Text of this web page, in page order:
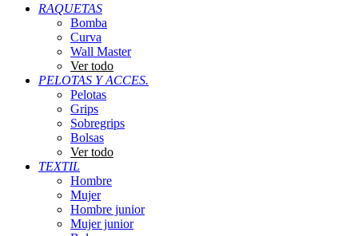
RAQUETAS
Bomba
Curva
Wall Master
Ver todo
PELOTAS Y ACCES.
Pelotas
Grips
Sobregrips
Bolsas
Ver todo
TEXTIL
Hombre
Mujer
Hombre junior
Mujer junior